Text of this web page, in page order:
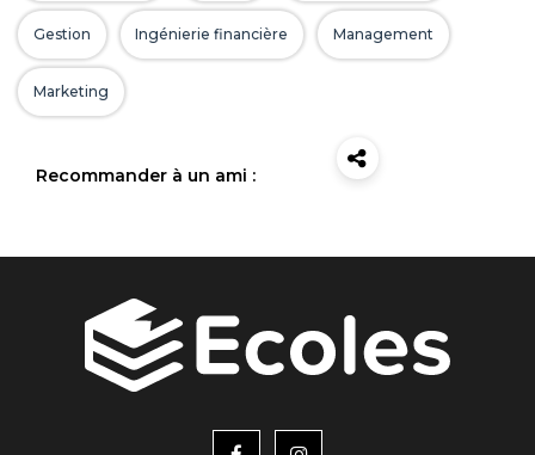
Gestion Ingénierie financière Management
Marketing
Recommander à un ami :